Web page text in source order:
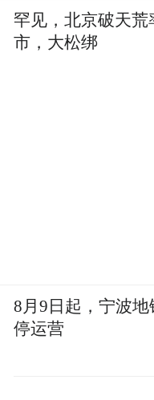
罕见，北京破天荒
市，大松绑
8月9日起，宁波地
停运营